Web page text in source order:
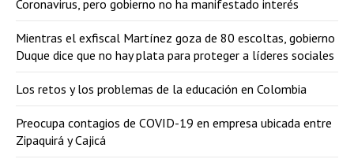
Coronavirus, pero gobierno no ha manifestado interés
Mientras el exfiscal Martínez goza de 80 escoltas, gobierno
Duque dice que no hay plata para proteger a líderes sociales
Los retos y los problemas de la educación en Colombia
Preocupa contagios de COVID-19 en empresa ubicada entre
Zipaquirá y Cajicá